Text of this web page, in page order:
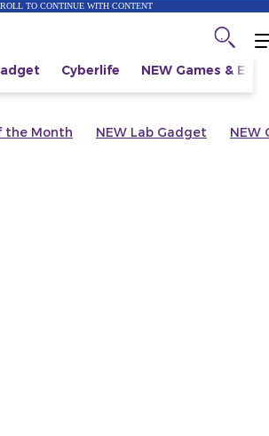
TO CONTINUE WITH CONTENT
Cyberlife NEW Games &
the Month NEW Lab Gadget NEW